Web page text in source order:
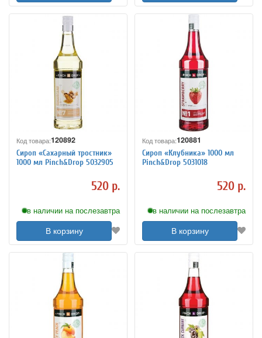
Код товара:120892
Сироп «Сахарный тростник»
1000 мл Pinch&Drop 5032905
520 р.
в наличии на послезавтра
В корзину
Код товара:120881
Сироп «Клубника» 1000 мл
Pinch&Drop 5031018
520 р.
в наличии на послезавтра
В корзину